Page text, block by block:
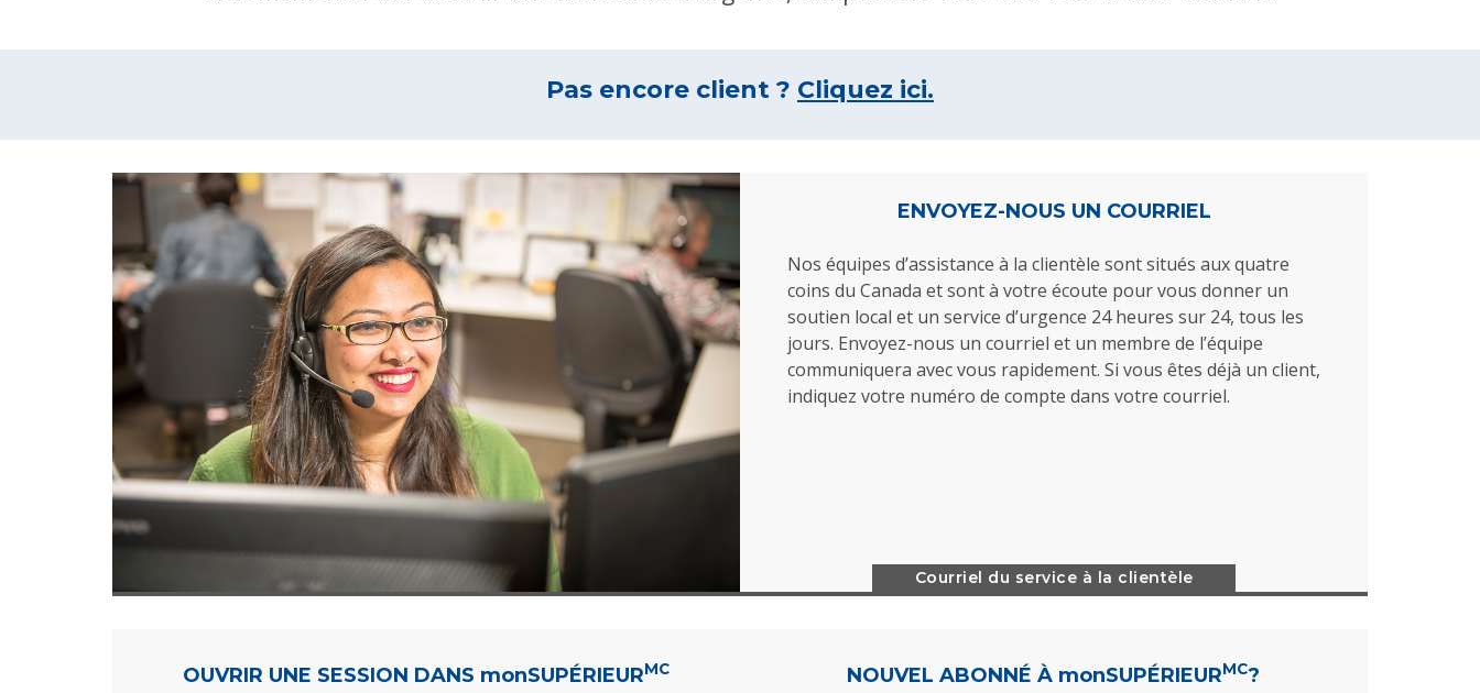
Pas encore client ? Cliquez ici.
ENVOYEZ-NOUS UN COURRIEL
Nos équipes d’assistance à la clientèle sont situés aux quatre
coins du Canada et sont à votre écoute pour vous donner un
soutien local et un service d’urgence 24 heures sur 24, tous les
jours. Envoyez-nous un courriel et un membre de l’équipe
communiquera avec vous rapidement. Si vous êtes déjà un client,
indiquez votre numéro de compte dans votre courriel.
Courriel du service à la clientèle
OUVRIR UNE SESSION DANS monSUPÉRIEURMC NOUVEL ABONNÉ À monSUPÉRIEURMC?